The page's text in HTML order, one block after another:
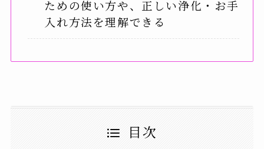
ための使い方や、正しい浄化・お手
入れ方法を理解できる
目次